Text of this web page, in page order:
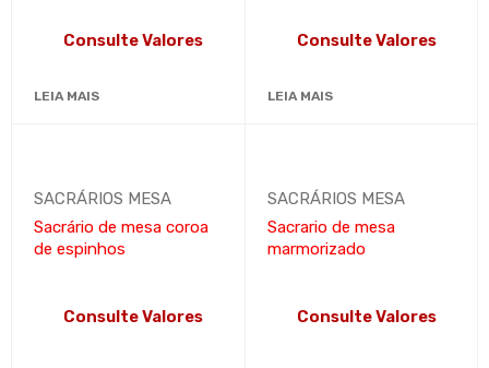
Consulte Valores
LEIA MAIS
Consulte Valores
LEIA MAIS
SACRÁRIOS MESA
Sacrário de mesa coroa
de espinhos
Consulte Valores
SACRÁRIOS MESA
Sacrario de mesa
marmorizado
Consulte Valores